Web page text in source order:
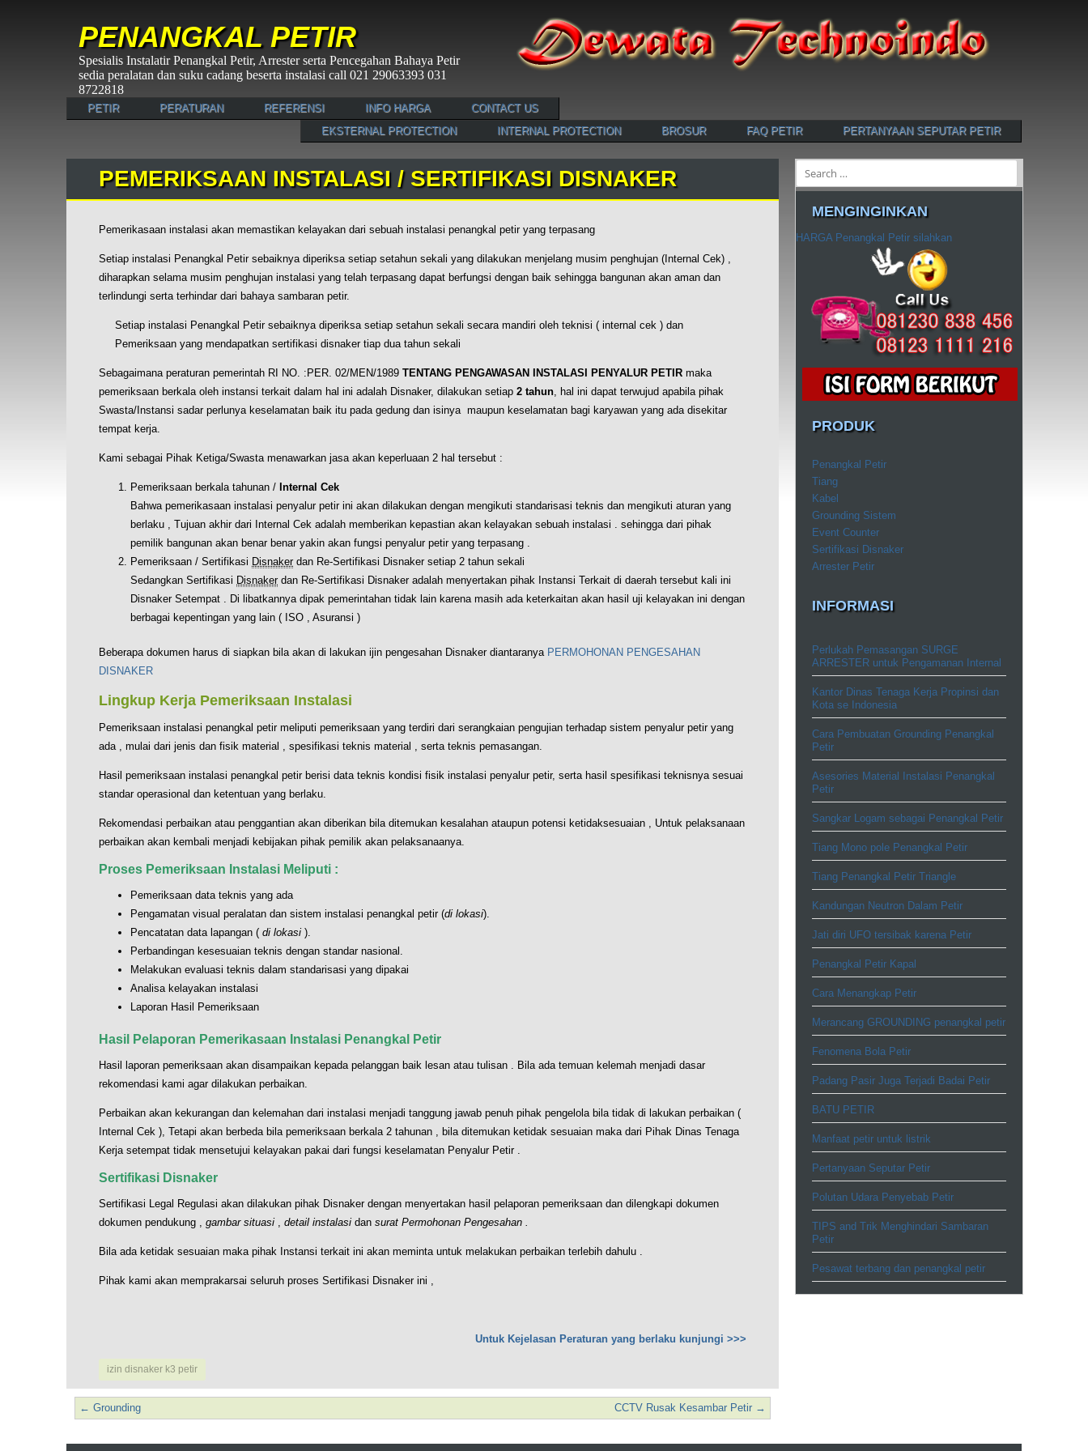
PENANGKAL PETIR
Spesialis Instalatir Penangkal Petir, Arrester serta Pencegahan Bahaya Petir
sedia peralatan dan suku cadang beserta instalasi call 021 29063393 031
8722818
PETIR PERATURAN REFERENSI INFO HARGA
CONTACT US
EKSTERNAL PROTECTION
INTERNAL PROTECTION BROSUR FAQ PETIR PERTANYAAN SEPUTAR PETIR
PEMERIKSAAN INSTALASI / SERTIFIKASI DISNAKER
Pemerikasaan instalasi akan memastikan kelayakan dari sebuah instalasi penangkal petir yang terpasang
Setiap instalasi Penangkal Petir sebaiknya diperiksa setiap setahun sekali yang dilakukan menjelang musim penghujan (Internal Cek) ,
diharapkan selama musim penghujan instalasi yang telah terpasang dapat berfungsi dengan baik sehingga bangunan akan aman dan
terlindungi serta terhindar dari bahaya sambaran petir.
Setiap instalasi Penangkal Petir sebaiknya diperiksa setiap setahun sekali secara mandiri oleh teknisi ( internal cek ) dan
Pemeriksaan yang mendapatkan sertifikasi disnaker tiap dua tahun sekali
Sebagaimana peraturan pemerintah RI NO. :PER. 02/MEN/1989 TENTANG PENGAWASAN INSTALASI PENYALUR PETIR maka
pemeriksaan berkala oleh instansi terkait dalam hal ini adalah Disnaker, dilakukan setiap 2 tahun, hal ini dapat terwujud apabila pihak
Swasta/Instansi sadar perlunya keselamatan baik itu pada gedung dan isinya maupun keselamatan bagi karyawan yang ada disekitar
tempat kerja.
Kami sebagai Pihak Ketiga/Swasta menawarkan jasa akan keperluaan 2 hal tersebut :
Pemeriksaan berkala tahunan / Internal Cek
Bahwa pemerikasaan instalasi penyalur petir ini akan dilakukan dengan mengikuti standarisasi teknis dan mengikuti aturan yang
berlaku , Tujuan akhir dari Internal Cek adalah memberikan kepastian akan kelayakan sebuah instalasi . sehingga dari pihak
pemilik bangunan akan benar benar yakin akan fungsi penyalur petir yang terpasang .
Pemeriksaan / Sertifikasi Disnakerdan Re-Sertifikasi Disnaker setiap 2 tahun sekali
Sedangkan Sertifikasi Disnakerdan Re-Sertifikasi Disnaker adalah menyertakan pihak Instansi Terkait di daerah tersebut kali ini
Disnaker Setempat . Di libatkannya dipak pemerintahan tidak lain karena masih ada keterkaitan akan hasil uji kelayakan ini dengan
berbagai kepentingan yang lain ( ISO , Asuransi )
Beberapa dokumen harus di siapkan bila akan di lakukan ijin pengesahan Disnaker diantaranya PERMOHONAN PENGESAHAN
DISNAKER
Lingkup Kerja Pemeriksaan Instalasi
Pemeriksaan instalasi penangkal petir meliputi pemeriksaan yang terdiri dari serangkaian pengujian terhadap sistem penyalur petir yang
ada , mulai dari jenis dan fisik material , spesifikasi teknis material , serta teknis pemasangan.
Hasil pemeriksaan instalasi penangkal petir berisi data teknis kondisi fisik instalasi penyalur petir, serta hasil spesifikasi teknisnya sesuai
standar operasional dan ketentuan yang berlaku.
Rekomendasi perbaikan atau penggantian akan diberikan bila ditemukan kesalahan ataupun potensi ketidaksesuaian , Untuk pelaksanaan
perbaikan akan kembali menjadi kebijakan pihak pemilik akan pelaksanaanya.
Proses Pemeriksaan Instalasi Meliputi :
Pemeriksaan data teknis yang ada
Pengamatan visual peralatan dan sistem instalasi penangkal petir (di lokasi).
Pencatatan data lapangan ( di lokasi ).
Perbandingan kesesuaian teknis dengan standar nasional.
Melakukan evaluasi teknis dalam standarisasi yang dipakai
Analisa kelayakan instalasi
Laporan Hasil Pemeriksaan
Hasil Pelaporan Pemerikasaan Instalasi Penangkal Petir
Hasil laporan pemeriksaan akan disampaikan kepada pelanggan baik lesan atau tulisan . Bila ada temuan kelemah menjadi dasar
rekomendasi kami agar dilakukan perbaikan.
Perbaikan akan kekurangan dan kelemahan dari instalasi menjadi tanggung jawab penuh pihak pengelola bila tidak di lakukan perbaikan (
Internal Cek ), Tetapi akan berbeda bila pemeriksaan berkala 2 tahunan , bila ditemukan ketidak sesuaian maka dari Pihak Dinas Tenaga
Kerja setempat tidak mensetujui kelayakan pakai dari fungsi keselamatan Penyalur Petir .
Sertifikasi Disnaker
Sertifikasi Legal Regulasi akan dilakukan pihak Disnaker dengan menyertakan hasil pelaporan pemeriksaan dan dilengkapi dokumen
dokumen pendukung , gambar situasi , detail instalasi dan surat Permohonan Pengesahan .
Bila ada ketidak sesuaian maka pihak Instansi terkait ini akan meminta untuk melakukan perbaikan terlebih dahulu .
Pihak kami akan memprakarsai seluruh proses Sertifikasi Disnaker ini ,
Untuk Kejelasan Peraturan yang berlaku kunjungi >>>
izin disnaker k3 petir
Post navigation
← Grounding CCTV Rusak Kesambar Petir →
Search
MENGINGINKAN
HARGA Penangkal Petir silahkan
PRODUK
Penangkal Petir
Tiang
Kabel
Grounding Sistem
Event Counter
Sertifikasi Disnaker
Arrester Petir
INFORMASI
Perlukah Pemasangan SURGE
ARRESTER untuk Pengamanan Internal
Kantor Dinas Tenaga Kerja Propinsi dan
Kota se Indonesia
Cara Pembuatan Grounding Penangkal
Petir
Asesories Material Instalasi Penangkal
Petir
Sangkar Logam sebagai Penangkal Petir
Tiang Mono pole Penangkal Petir
Tiang Penangkal Petir Triangle
Kandungan Neutron Dalam Petir
Jati diri UFO tersibak karena Petir
Penangkal Petir Kapal
Cara Menangkap Petir
Merancang GROUNDING penangkal petir
Fenomena Bola Petir
Padang Pasir Juga Terjadi Badai Petir
BATU PETIR
Manfaat petir untuk listrik
Pertanyaan Seputar Petir
Polutan Udara Penyebab Petir
TIPS and Trik Menghindari Sambaran
Petir
Pesawat terbang dan penangkal petir